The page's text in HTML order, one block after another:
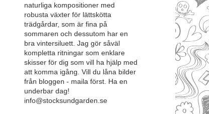
naturliga kompositioner med
robusta växter för lättskötta
trädgårdar, som är fina på
sommaren och dessutom har en
bra vintersiluett. Jag gör såväl
kompletta ritningar som enklare
skisser för dig som vill ha hjälp med
att komma igång. Vill du låna bilder
från bloggen - maila först. Ha en
underbar dag!
info@stocksundgarden.se